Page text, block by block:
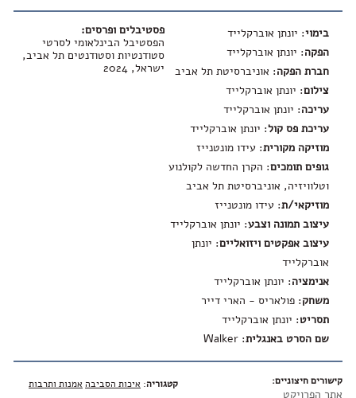
פסטיבלים ופרסים:
הפסטיבל הבינלאומי לסרטי
סטודנטיות וסטודנטים תל אביב,
ישראל, 2024
בימוי: יונתן אוברקלייד
הפקה: יונתן אוברקלייד
חברת הפקה: אוניברסיטת תל אביב
צילום: יונתן אוברקלייד
עריכה: יונתן אוברקלייד
עריכת פס קול: יונתן אוברקלייד
מוזיקה מקורית: עידו מונטנייז
גופים תומכים: הקרן החדשה לקולנוע
וטלוויזיה, אוניברסיטת תל אביב
מוזיקאי/ת: עידו מונטנייז
עיצוב תמונה וצבע: יונתן אוברקלייד
עיצוב אפקטים ויזואליים: יונתן
אוברקלייד
אנימציה: יונתן אוברקלייד
משחק: פולאריס - הארי דייר
תסריט: יונתן אוברקלייד
שם הסרט באנגלית:
Walker
קישורים חיצוניים:
אתר הפרויקט
קטגוריה: איכות הסביבה אמנות ותרבות